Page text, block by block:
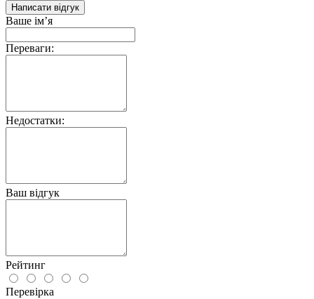
Написати відгук
Ваше ім’я
Переваги:
Недостатки:
Ваш відгук
Рейтинг
Перевірка